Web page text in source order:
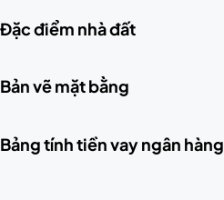
Đặc điểm nhà đất
Bản vẽ mặt bằng
Bảng tính tiền vay ngân hàng